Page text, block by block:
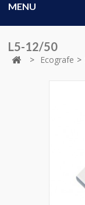
MENU
L5-12/50
> Ecografe >